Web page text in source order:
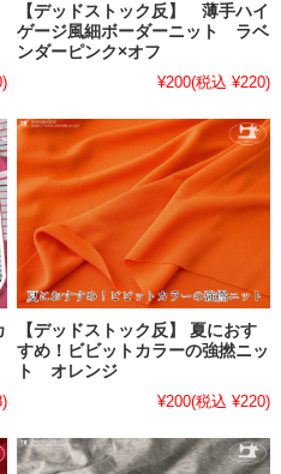
【デッドストック反】 薄手ハイ
ゲージ風細ボーダーニット ラベ
ンダーピンク×オフ
¥200(税込 ¥220)
【デッドストック反】 夏におす
すめ！ビビットカラーの強撚ニッ
ト オレンジ
¥200(税込 ¥220)